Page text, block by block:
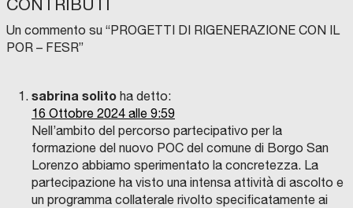
CONTRIBUTI
Un commento su “PROGETTI DI RIGENERAZIONE CON IL
POR – FESR”
sabrina solito ha detto:
16 Ottobre 2024 alle 9:59
Nell’ambito del percorso partecipativo per la
formazione del nuovo POC del comune di Borgo San
Lorenzo abbiamo sperimentato la concretezza. La
partecipazione ha visto una intensa attività di ascolto e
un programma collaterale rivolto specificatamente ai